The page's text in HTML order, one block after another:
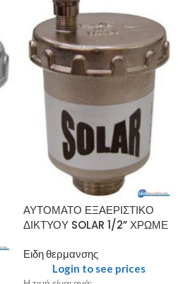
ΑΥΤΟΜΑΤΟ ΕΞΑΕΡΙΣΤΙΚΟ
ΔΙΚΤΥΟΥ SOLAR 1/2” ΧΡΩΜΕ
Ειδη θερμανσης
Login to see prices